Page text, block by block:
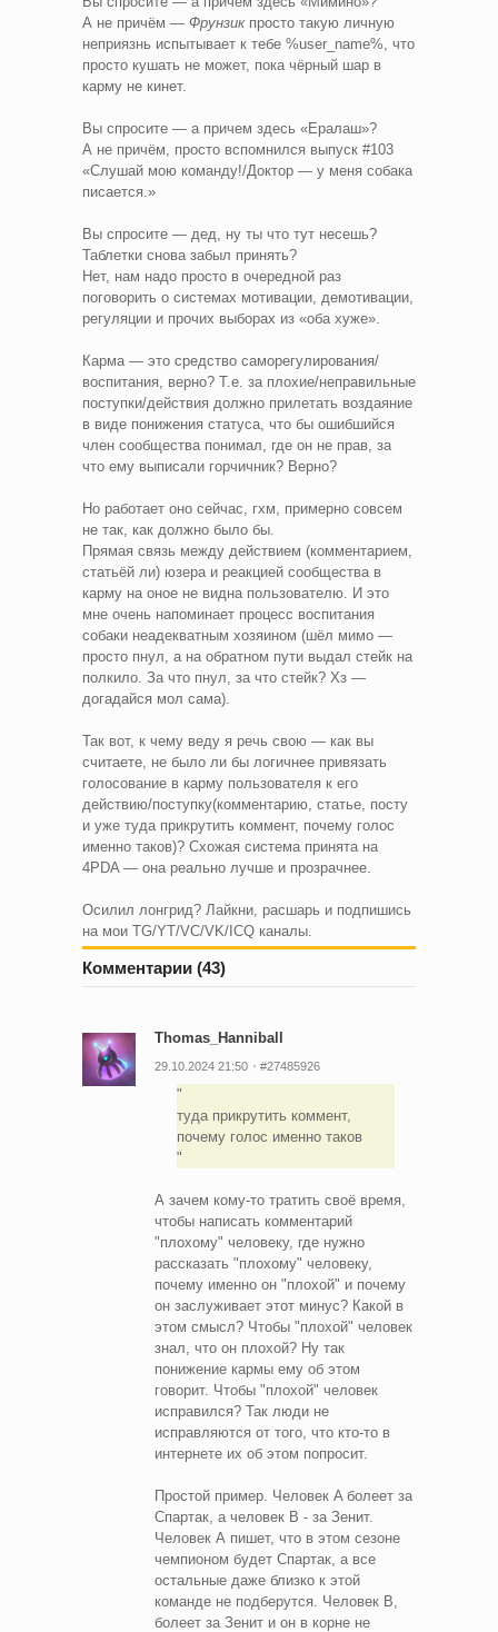
А не причём — Фрунзикпросто такую личную
неприязнь испытывает к тебе %user_name%, что
просто кушать не может, пока чёрный шар в
карму не кинет.
Вы спросите — а причем здесь «Ералаш»?
А не причём, просто вспомнился выпуск #103
«Слушай мою команду!/Доктор — у меня собака
писается.»
Вы спросите — дед, ну ты что тут несешь?
Таблетки снова забыл принять?
Нет, нам надо просто в очередной раз
поговорить о системах мотивации, демотивации,
регуляции и прочих выборах из «оба хуже».
Карма — это средство саморегулирования/
воспитания, верно? Т.е. за плохие/неправильные
поступки/действия должно прилетать воздаяние
в виде понижения статуса, что бы ошибшийся
член сообщества понимал, где он не прав, за
что ему выписали горчичник? Верно?
Но работает оно сейчас, гхм, примерно совсем
не так, как должно было бы.
Прямая связь между действием (комментарием,
статьёй ли) юзера и реакцией сообщества в
карму на оное не видна пользователю. И это
мне очень напоминает процесс воспитания
собаки неадекватным хозяином (шёл мимо —
просто пнул, а на обратном пути выдал стейк на
полкило. За что пнул, за что стейк? Хз —
догадайся мол сама).
Так вот, к чему веду я речь свою — как вы
считаете, не было ли бы логичнее привязать
голосование в карму пользователя к его
действию/поступку(комментарию, статье, посту
и уже туда прикрутить коммент, почему голос
именно таков)? Схожая система принята на
4PDA — она реально лучше и прозрачнее.
Осилил лонгрид? Лайкни, расшарь и подпишись
на мои TG/YT/VC/VK/ICQ каналы.
Комментарии (43)
Thomas_Hanniball
29.10.2024 21:50 #27485926
туда прикрутить коммент,
почему голос именно таков
А зачем кому-то тратить своё время,
чтобы написать комментарий
"плохому" человеку, где нужно
рассказать "плохому" человеку,
почему именно он "плохой" и почему
он заслуживает этот минус? Какой в
этом смысл? Чтобы "плохой" человек
знал, что он плохой? Ну так
понижение кармы ему об этом
говорит. Чтобы "плохой" человек
исправился? Так люди не
исправляются от того, что кто-то в
интернете их об этом попросит.
Простой пример. Человек A болеет за
Спартак, а человек B - за Зенит.
Человек А пишет, что в этом сезоне
чемпионом будет Спартак, а все
остальные даже близко к этой
команде не подберутся. Человек B,
болеет за Зенит и он в корне не